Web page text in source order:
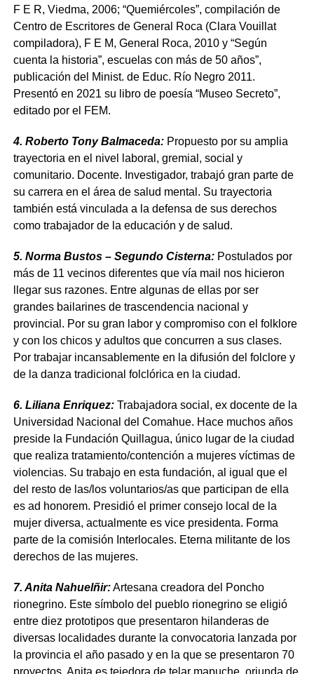
F E R, Viedma, 2006; “Quemiércoles”, compilación de
Centro de Escritores de General Roca (Clara Vouillat
compiladora), F E M, General Roca, 2010 y “Según
cuenta la historia”, escuelas con más de 50 años”,
publicación del Minist. de Educ. Río Negro 2011.
Presentó en 2021 su libro de poesía “Museo Secreto”,
editado por el FEM.
4. Roberto Tony Balmaceda:Propuesto por su amplia
trayectoria en el nivel laboral, gremial, social y
comunitario. Docente. Investigador, trabajó gran parte de
su carrera en el área de salud mental. Su trayectoria
también está vinculada a la defensa de sus derechos
como trabajador de la educación y de salud.
5. Norma Bustos – Segundo Cisterna: Postulados por
más de 11 vecinos diferentes que vía mail nos hicieron
llegar sus razones. Entre algunas de ellas por ser
grandes bailarines de trascendencia nacional y
provincial. Por su gran labor y compromiso con el folklore
y con los chicos y adultos que concurren a sus clases.
Por trabajar incansablemente en la difusión del folclore y
de la danza tradicional folclórica en la ciudad.
6. Liliana Enriquez:Trabajadora social, ex docente de la
Universidad Nacional del Comahue. Hace muchos años
preside la Fundación Quillagua, único lugar de la ciudad
que realiza tratamiento/contención a mujeres víctimas de
violencias. Su trabajo en esta fundación, al igual que el
del resto de las/los voluntarios/as que participan de ella
es ad honorem. Presidió el primer consejo local de la
mujer diversa, actualmente es vice presidenta. Forma
parte de la comisión Interlocales. Eterna militante de los
derechos de las mujeres.
7. Anita Nahuelñir:Artesana creadora del Poncho
rionegrino. Este símbolo del pueblo rionegrino se eligió
entre diez prototipos que presentaron hilanderas de
diversas localidades durante la convocatoria lanzada por
la provincia el año pasado y en la que se presentaron 70